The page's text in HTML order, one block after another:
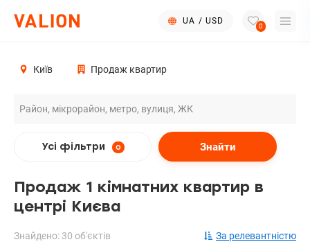
UA / USD
0
Київ Продаж квартир
Усі фільтри 0 Знайти
Продаж 1 кімнатних квартир в
центрі Києва
Знайдено: 30 об'єктів За релевантністю